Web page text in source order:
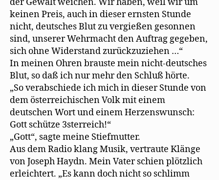
keinen Preis, auch in dieser ernsten Stunde
nicht, deutsches Blut zu vergießen gesonnen
sind, unserer Wehrmacht den Auftrag gegeben,
sich ohne Widerstand zurückzuziehen …“
In meinen Ohren brauste mein nicht-deutsches
Blut, so daß ich nur mehr den Schluß hörte.
„So verabschiede ich mich in dieser Stunde von
dem österreichischen Volk mit einem
deutschen Wort und einem Herzenswunsch:
Gott schütze 3sterreich!“
„Gott“, sagte meine Stiefmutter.
Aus dem Radio klang Musik, vertraute Klänge
von Joseph Haydn. Mein Vater schien plötzlich
erleichtert. „Es kann doch nicht so schlimm